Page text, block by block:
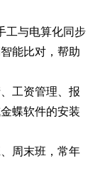
工与电算化同步
能比对，帮助
工资管理、报
蝶软件的安装
周末班，常年